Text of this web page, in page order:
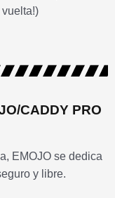
CADDY PRO
EMOJO se dedica
y libre.